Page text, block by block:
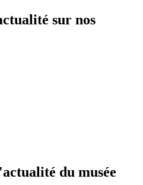
sur nos
du musée